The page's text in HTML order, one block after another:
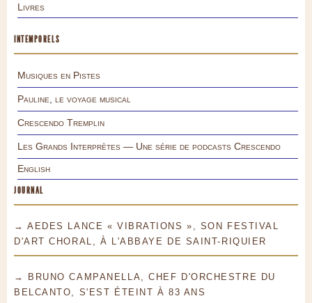
Livres
INTEMPORELS
Musiques en Pistes
Pauline, le voyage musical
Crescendo Tremplin
Les Grands Interprètes — Une série de podcasts Crescendo
English
JOURNAL
→ AEDES LANCE « VIBRATIONS », SON FESTIVAL
D'ART CHORAL, À L'ABBAYE DE SAINT-RIQUIER
→ BRUNO CAMPANELLA, CHEF D'ORCHESTRE DU
BELCANTO, S'EST ÉTEINT À 83 ANS